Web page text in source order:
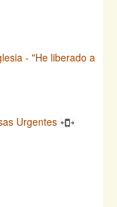
- "He liberado a
Urgentes